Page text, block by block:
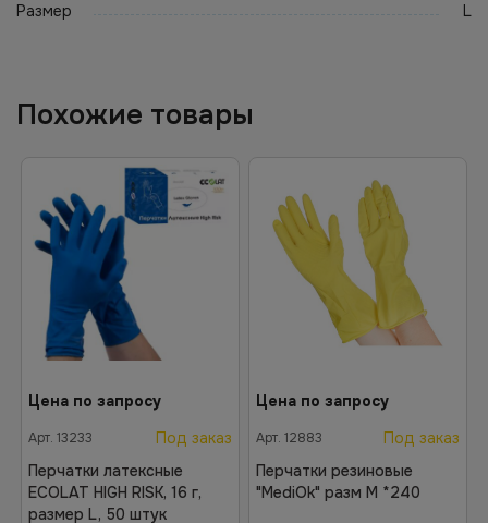
Размер
L
Похожие товары
Цена по запросу
Арт. 13233
Под заказ
Перчатки латексные
ECOLAT HIGH RISK, 16 г,
размер L, 50 штук
Цена по запросу
Арт. 12883
Под заказ
Перчатки резиновые
"MediOk" разм M *240